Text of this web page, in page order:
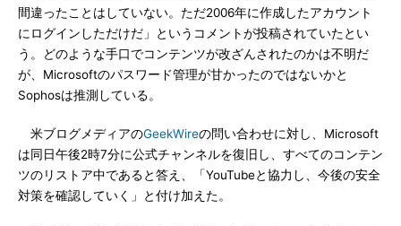
間違ったことはしていない。ただ2006年に作成したアカウント
にログインしただけだ」というコメントが投稿されていたとい
う。どのような手口でコンテンツが改ざんされたのかは不明だ
が、Microsoftのパスワード管理が甘かったのではないかと
Sophosは推測している。
米ブログメディアのGeekWireの問い合わせに対し、Microsoft
は同日午後2時7分に公式チャンネルを復旧し、すべてのコンテン
ツのリストア中であると答え、「YouTubeと協力し、今後の安全
対策を確認していく」と付け加えた。